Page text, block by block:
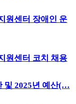
원센터 장애인 운
원센터 코치 채용
및 2025년 예산(…